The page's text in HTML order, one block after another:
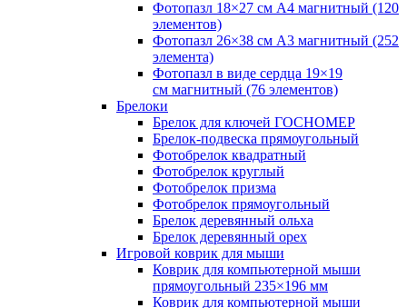
Фотопазл 18×27 см А4 магнитный (120
элементов)
Фотопазл 26×38 см А3 магнитный (252
элемента)
Фотопазл в виде сердца 19×19
см магнитный (76 элементов)
Брелоки
Брелок для ключей ГОСНОМЕР
Брелок-подвеска прямоугольный
Фотобрелок квадратный
Фотобрелок круглый
Фотобрелок призма
Фотобрелок прямоугольный
Брелок деревянный ольха
Брелок деревянный орех
Игровой коврик для мыши
Коврик для компьютерной мыши
прямоугольный 235×196 мм
Коврик для компьютерной мыши